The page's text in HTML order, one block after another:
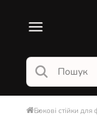
Бокові стійки